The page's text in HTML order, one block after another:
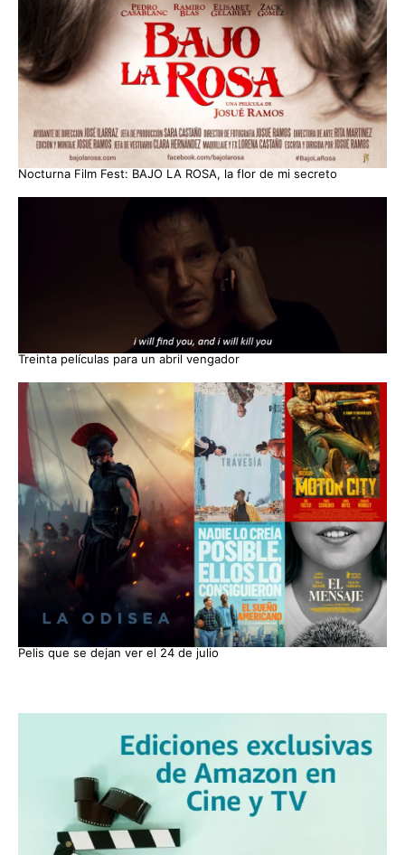
Nocturna Film Fest: BAJO LA ROSA, la flor de mi secreto
Treinta películas para un abril vengador
Pelis que se dejan ver el 24 de julio